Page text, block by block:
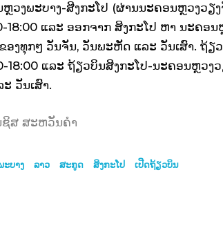
ຫຼວງພະບາງ-ສິງກະໂປ (ຜ່ານນະຄອນຫຼວງວຽ
18:00 ແລະ ອອກຈາກ ສິງກະໂປ ຫາ ນະຄອ
ຂອງທຸກໆ ວັນຈັນ, ວັນພະຫັດ ແລະ ວັນເສົາ. ຖ້
18:00 ແລະ ຖ້ຽວບິນສິງກະໂປ-ນະຄອນຫຼວງ
ວັນເສົາ.
ຊິສ ສະຫວັນຄຳ
ບາງ ລາວ ສະກູດ ສິງກະໂປ ເປີດຖ້ຽວບິນ